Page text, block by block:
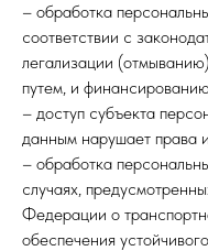
– обработка
соответствии с
легализации
путем, и
– доступ субъекта
данным нарушает права
– обработка
случаях,
Федерации о
обеспечения